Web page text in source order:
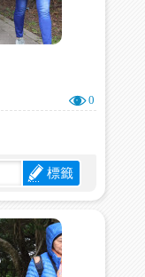
0
標籤